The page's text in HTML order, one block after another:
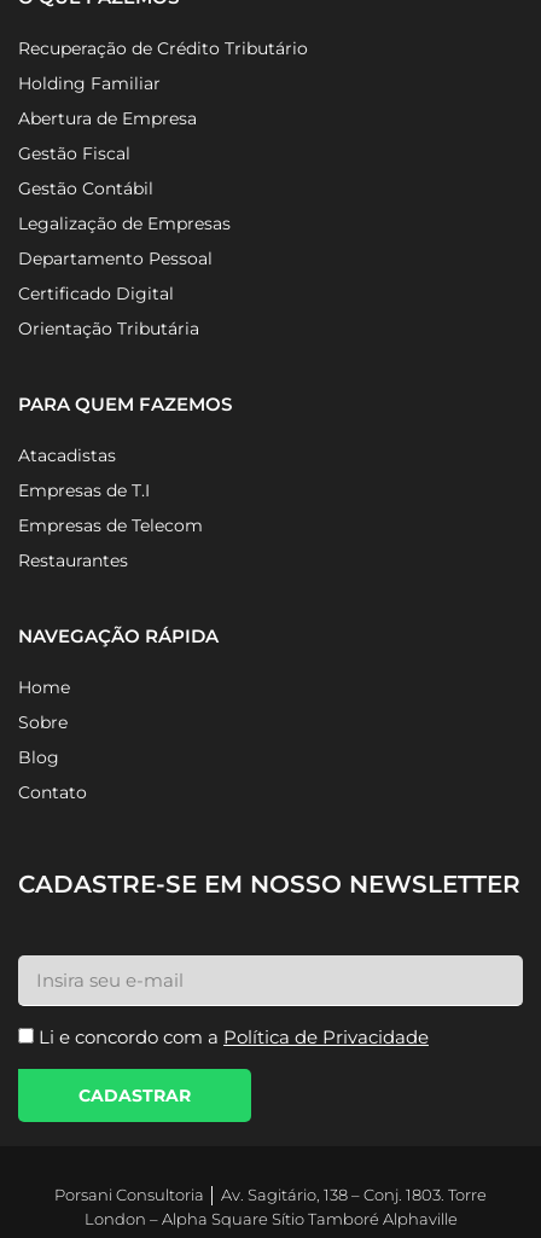
Recuperação de Crédito Tributário
Holding Familiar
Abertura de Empresa
Gestão Fiscal
Gestão Contábil
Legalização de Empresas
Departamento Pessoal
Certificado Digital
Orientação Tributária
PARA QUEM FAZEMOS
Atacadistas
Empresas de T.I
Empresas de Telecom
Restaurantes
NAVEGAÇÃO RÁPIDA
Home
Sobre
Blog
Contato
CADASTRE-SE EM NOSSO NEWSLETTER
Li e concordo com a Política de Privacidade
CADASTRAR
Porsani Consultoria │ Av. Sagitário, 138 – Conj. 1803. Torre
London – Alpha Square Sítio Tamboré Alphaville